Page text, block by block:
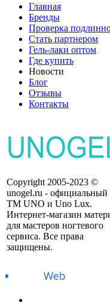
Главная
Бренды
Проверка
Стать партнером
Гель-лаки оптом
Где купить
Новости
Блог
Отзывы
Контакты
Copyright 2005-2023 ©
unogel.ru - официальный
ТМ UNO и Uno Lux.
Интернет-магазин
для мастеров ногтевого
сервиса. Все права
защищены.